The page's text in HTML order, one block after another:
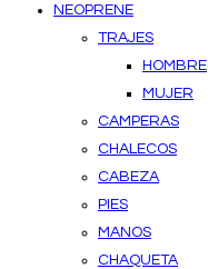
NEOPRENE
TRAJES
HOMBRE
MUJER
CAMPERAS
CHALECOS
CABEZA
PIES
MANOS
CHAQUETA